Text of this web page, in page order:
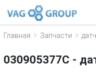
Главная Запчасти
030905377C -